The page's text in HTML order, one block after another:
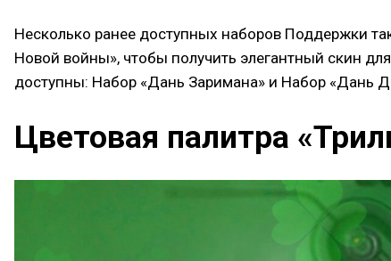
Несколько ранее доступных наборов Поддержки
Новой войны», чтобы получить элегантный скин
доступны: Набор «Дань Заримана» и Набор «Дань
Цветовая палитра